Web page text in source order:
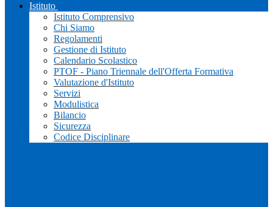
Istituto
Istituto Comprensivo
Chi Siamo
Regolamenti
Gestione di Istituto
Calendario Scolastico
PTOF - Piano Triennale dell'Offerta Formativa
Valutazione d'Istituto
Servizi
Modulistica
Bilancio
Sicurezza
Codice Disciplinare